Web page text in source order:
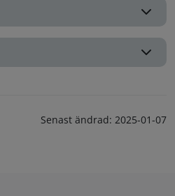
Senast ändrad: 2025-01-07